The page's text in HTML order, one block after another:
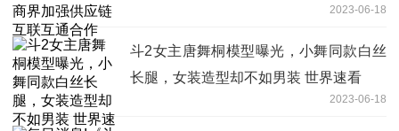
2023-06-18
斗2女主唐舞桐模型曝光，小舞同款白丝
长腿，女装造型却不如男装 世界速看
2023-06-18